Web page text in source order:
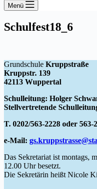
Menü
Schulfest18_6
Grundschule Kruppstraße
Kruppstr. 139
42113 Wuppertal
Schulleitung: Holger
Stellvertretende
T. 0202/563-2228 oder
e-Mail:
Das Sekretariat ist montags,
12.00 Uhr besetzt.
Die Sekretärin heißt Nicole